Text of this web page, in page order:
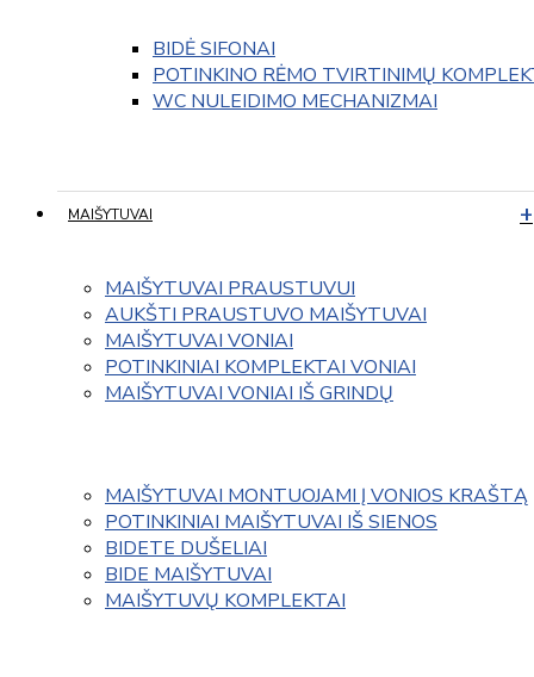
BIDĖ SIFONAI
POTINKINO RĖMO TVIRTINIMŲ
WC NULEIDIMO MECHANIZMAI
MAIŠYTUVAI
MAIŠYTUVAI PRAUSTUVUI
AUKŠTI PRAUSTUVO MAIŠYTUVAI
MAIŠYTUVAI VONIAI
POTINKINIAI KOMPLEKTAI VONIAI
MAIŠYTUVAI VONIAI IŠ GRINDŲ
MAIŠYTUVAI MONTUOJAMI Į VONIOS KRAŠTĄ
POTINKINIAI MAIŠYTUVAI IŠ SIENOS
BIDETE DUŠELIAI
BIDE MAIŠYTUVAI
MAIŠYTUVŲ KOMPLEKTAI